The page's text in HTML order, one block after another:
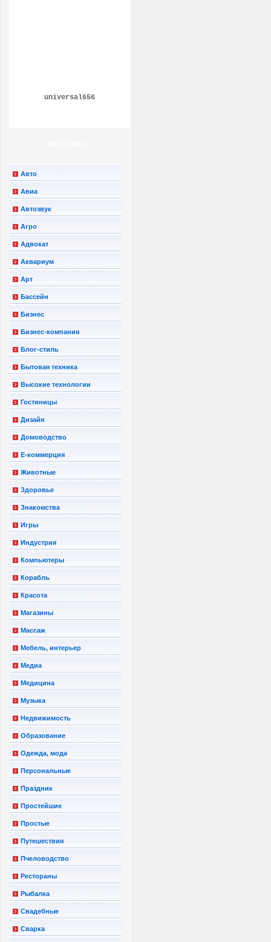
universal656
Авто
Авиа
Автозвук
Агро
Адвокат
Аквариум
Арт
Бассейн
Бизнес
Бизнес-компания
Блог-стиль
Бытовая техника
Высокие технологии
Гостиницы
Дизайн
Домоводство
Е-коммерция
Животные
Здоровье
Знакомства
Игры
Индустрия
Компьютеры
Корабль
Красота
Магазины
Массаж
Мебель, интерьер
Медиа
Медицина
Музыка
Недвижимость
Образование
Одежда, мода
Персональные
Праздник
Простейшие
Простые
Путешествия
Пчеловодство
Рестораны
Рыбалка
Свадебные
Сварка